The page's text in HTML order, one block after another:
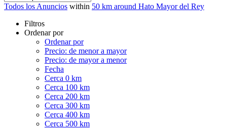
Todos los Anuncios within 50 km around Hato Mayor del Rey
Filtros
Ordenar por
Ordenar por
Precio: de menor a mayor
Precio: de mayor a menor
Fecha
Cerca 0 km
Cerca 100 km
Cerca 200 km
Cerca 300 km
Cerca 400 km
Cerca 500 km